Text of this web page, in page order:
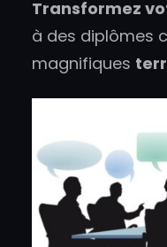
Transformez
à des diplômes
magnifiques